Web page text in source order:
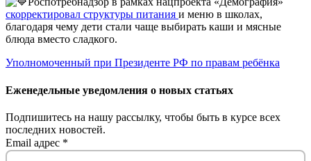
скорректировал структуры питания и меню в школах,
благодаря чему дети стали чаще выбирать каши и мясные
блюда вместо сладкого.
Уполномоченный при Президенте РФ по правам ребёнка
Еженедельные уведомления о новых статьях
Подпишитесь на нашу рассылку, чтобы быть в курсе всех
последних новостей.
Email адрес *